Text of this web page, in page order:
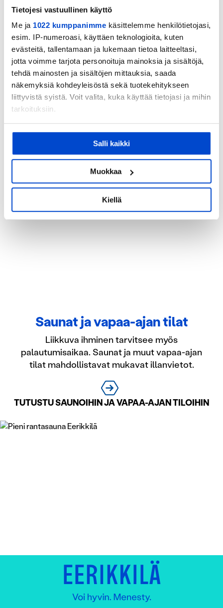
Tietojesi vastuullinen käyttö
Me ja 1022 kumppanimme käsittelemme henkilötietojasi,
esim. IP-numeroasi, käyttäen teknologioita, kuten
evästeitä, tallentamaan ja lukemaan tietoa laitteeltasi,
jotta voimme tarjota personoituja mainoksia ja sisältöjä,
tehdä mainosten ja sisältöjen mittauksia, saada
näkemyksiä kohdeyleisöstä sekä tuotekehitykseen
liittyvistä syistä. Voit valita, kuka käyttää tietojasi ja mihin
tarkoituksiin.
Jos sallit, haluamme myös tehdä seuraavia:
Kerätä tietoja maantieteellisestä sijainnistasi,
mahdollisesti muutaman metrin tarkkuudella
Tunnistaa laitteesi skannaamalla sen
ominaispiirteitä aktiivisesti (sormenjäljen
Lue lisää siitä, miten henkilötietojasi käsitellään ja miten
voit määrittää asetuksesitiedot-osiossa. Voit muuttaa
alan kumppaneillemme tietoja siitä, miten käytät
sivustoamme. Kumppanimme voivat yhdistää näitä
tietoja muihin tietoihin, joita olet antanut heille tai joita on
kerätty, kun olet käyttänyt heidän palvelujaan.
Salli kaikki
Muokkaa
Kiellä
Villa Erik
Villa Erik sijaitsee luonnonkauniilla paikalla
järven rannalla, metsän siimeksessä. Tilaa
liikkumiselle ja uusille ajatuksille!
TUTUSTU VILLA ERIKIIN
Saunat ja vapaa-ajan tilat
Liikkuva ihminen tarvitsee myös
palautumisaikaa. Saunat ja muut vapaa-ajan
tilat mahdollistavat mukavat illanvietot.
TUTUSTU SAUNOIHIN JA VAPAA-AJAN TILOIHIN